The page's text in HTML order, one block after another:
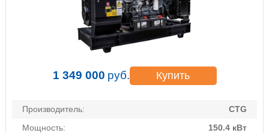
1 349 000 руб. Купить
Производитель:
CTG
Мощность:
150.4 кВт